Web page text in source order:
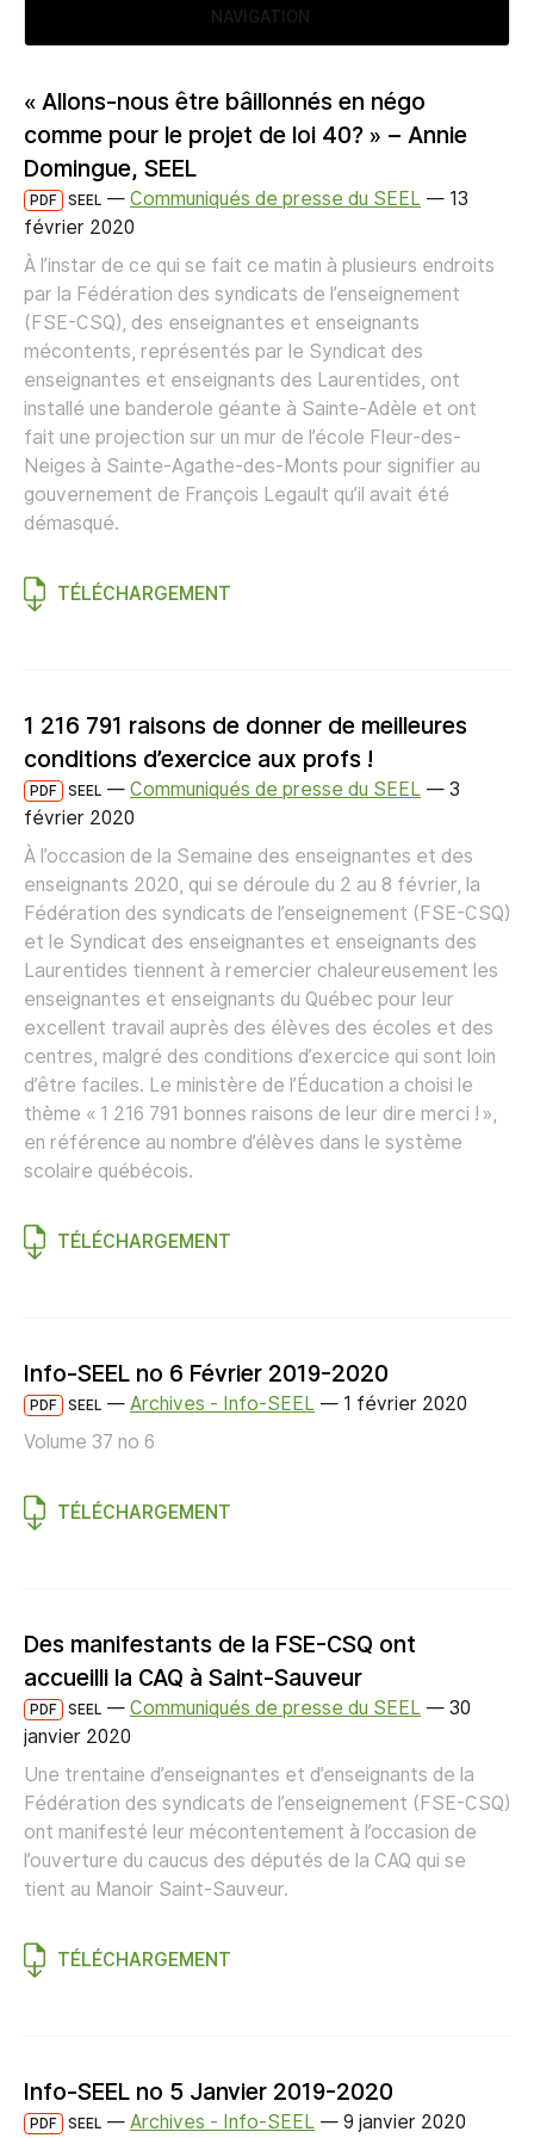
NAVIGATION
« Allons-nous être bâillonnés en négo
comme pour le projet de loi 40? » – Annie
Domingue, SEEL
PDF SEEL — Communiqués de presse du SEEL — 13
février 2020
À l’instar de ce qui se fait ce matin à plusieurs endroits
par la Fédération des syndicats de l’enseignement
(FSE-CSQ), des enseignantes et enseignants
mécontents, représentés par le Syndicat des
enseignantes et enseignants des Laurentides, ont
installé une banderole géante à Sainte-Adèle et ont
fait une projection sur un mur de l’école Fleur-des-
Neiges à Sainte-Agathe-des-Monts pour signifier au
gouvernement de François Legault qu’il avait été
démasqué.
TÉLÉCHARGEMENT
1 216 791 raisons de donner de meilleures
conditions d’exercice aux profs !
PDF SEEL — Communiqués de presse du SEEL — 3
février 2020
À l’occasion de la Semaine des enseignantes et des
enseignants 2020, qui se déroule du 2 au 8 février, la
Fédération des syndicats de l’enseignement (FSE-CSQ)
et le Syndicat des enseignantes et enseignants des
Laurentides tiennent à remercier chaleureusement les
enseignantes et enseignants du Québec pour leur
excellent travail auprès des élèves des écoles et des
centres, malgré des conditions d’exercice qui sont loin
d’être faciles. Le ministère de l’Éducation a choisi le
thème « 1 216 791 bonnes raisons de leur dire merci ! »,
en référence au nombre d’élèves dans le système
scolaire québécois.
TÉLÉCHARGEMENT
Info-SEEL no 6 Février 2019-2020
PDF SEEL — Archives - Info-SEEL — 1 février 2020
Volume 37 no 6
TÉLÉCHARGEMENT
Des manifestants de la FSE-CSQ ont
accueilli la CAQ à Saint-Sauveur
PDF SEEL — Communiqués de presse du SEEL — 30
janvier 2020
Une trentaine d’enseignantes et d’enseignants de la
Fédération des syndicats de l’enseignement (FSE-CSQ)
ont manifesté leur mécontentement à l’occasion de
l’ouverture du caucus des députés de la CAQ qui se
tient au Manoir Saint-Sauveur.
TÉLÉCHARGEMENT
Info-SEEL no 5 Janvier 2019-2020
PDF SEEL — Archives - Info-SEEL — 9 janvier 2020